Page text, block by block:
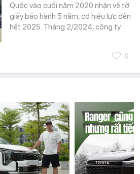
Quốc vào cuối năm 2020 nhận về tờ
giấy bảo hành 5 năm, có hiệu lực đến
hết 2025. Tháng 2/2024, công ty…
0